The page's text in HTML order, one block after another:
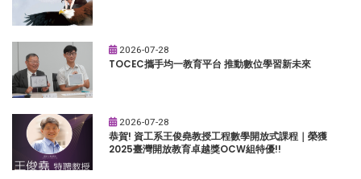
2026-07-28
TOCEC攜手均一教育平台 推動數位學習新未來
2026-07-28
恭賀! 資工系王俊堯教授工程數學開放式課程｜榮獲
2025臺灣開放教育卓越獎OCW組特優!!